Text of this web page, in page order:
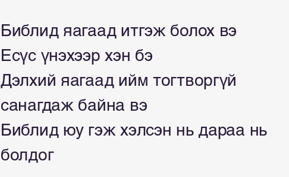
Библид яагаад итгэж болох вэ
Есүс үнэхээр хэн бэ
Дэлхий яагаад ийм тогтворгүй
санагдаж байна вэ
Библид юу гэж хэлсэн нь дараа нь
болдог